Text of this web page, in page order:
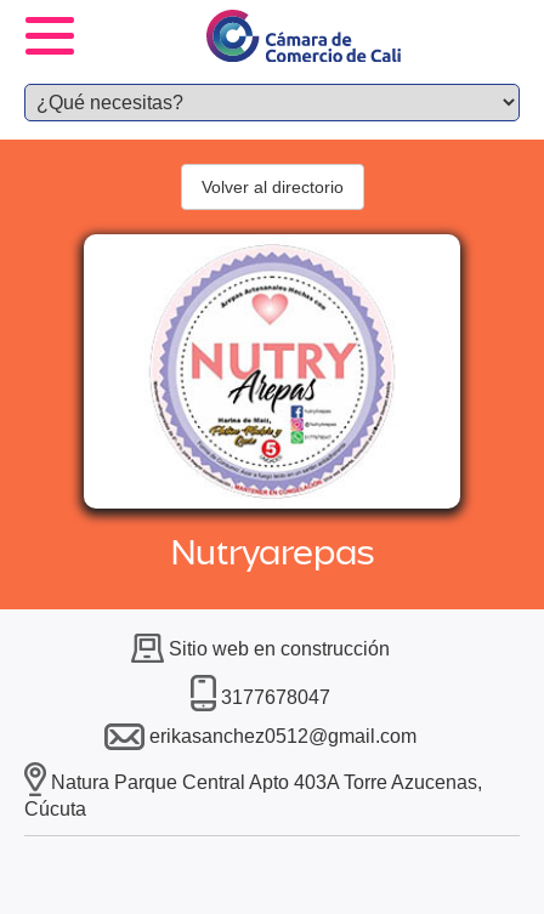
Nutryarepas
Volver al directorio
Sitio web en construcción
3177678047
erikasanchez0512@gmail.com
Natura Parque Central Apto 403A Torre Azucenas,
Cúcuta